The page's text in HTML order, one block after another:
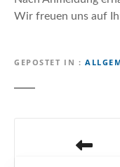
Wir freuen uns auf
GEPOSTET IN